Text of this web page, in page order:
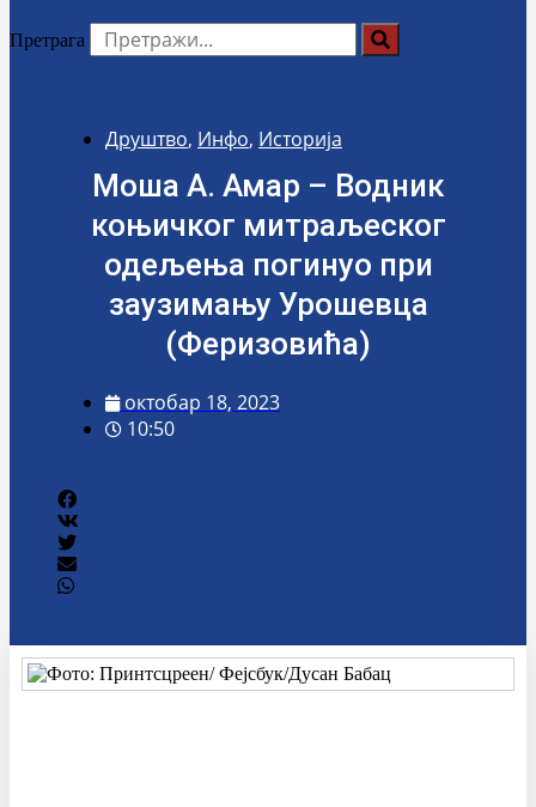
Претрага
Друштво, Инфо, Историја
Моша А. Амар – Водник
коњичког митраљеског
одељења погинуо при
заузимању Урошевца
(Феризовића)
октобар 18, 2023
10:50